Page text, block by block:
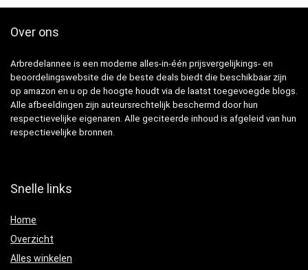
Over ons
Arbredelannee is een moderne alles-in-één prijsvergelijkings- en
beoordelingswebsite die de beste deals biedt die beschikbaar zijn
op amazon en u op de hoogte houdt via de laatst toegevoegde blogs.
Alle afbeeldingen zijn auteursrechtelijk beschermd door hun
respectievelijke eigenaren. Alle geciteerde inhoud is afgeleid van hun
respectievelijke bronnen.
Snelle links
Home
Overzicht
Alles winkelen